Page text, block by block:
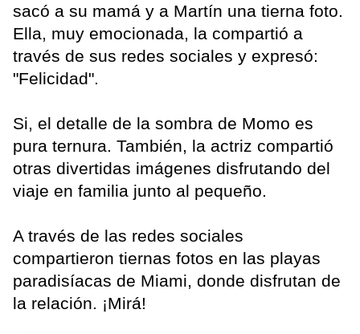
sacó a su mamá y a Martín una tierna foto.
Ella, muy emocionada, la compartió a
través de sus redes sociales y expresó:
"Felicidad".
Si, el detalle de la sombra de Momo es
pura ternura. También, la actriz compartió
otras divertidas imágenes disfrutando del
viaje en familia junto al pequeño.
A través de las redes sociales
compartieron tiernas fotos en las playas
paradisíacas de Miami, donde disfrutan de
la relación. ¡Mirá!